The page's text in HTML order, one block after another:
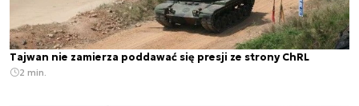
Tajwan nie zamierza poddawać się presji ze strony ChRL
2 min.